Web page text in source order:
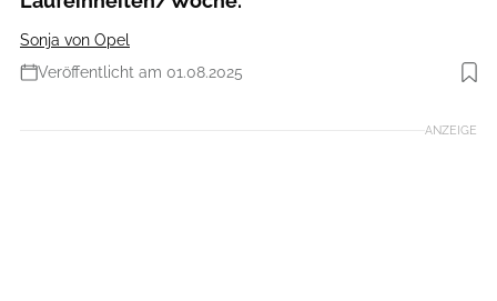
Sonja von Opel
Veröffentlicht am 01.08.2025
Foto: Getty Images
ANZEIGE